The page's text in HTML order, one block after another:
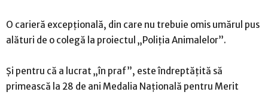
O carieră excepțională, din care nu trebuie omis umărul pus
alături de o colegă la proiectul „Poliția Animalelor”.
Și pentru că a lucrat „în praf”, este îndreptățită să
primească la 28 de ani Medalia Națională pentru Merit